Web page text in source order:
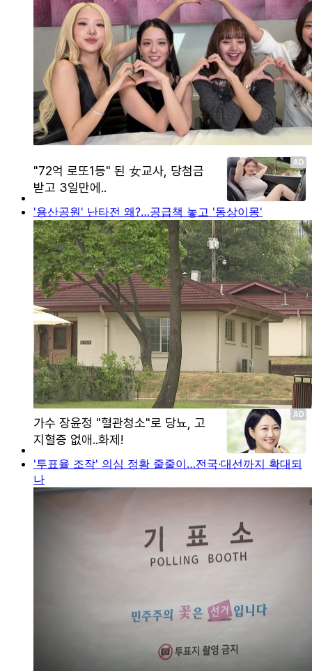
'용산공원' 난타전 왜?…공급책 놓고 '동상이몽'
'투표율 조작' 의심 정황 줄줄이…전국·대선까지 확대되
나